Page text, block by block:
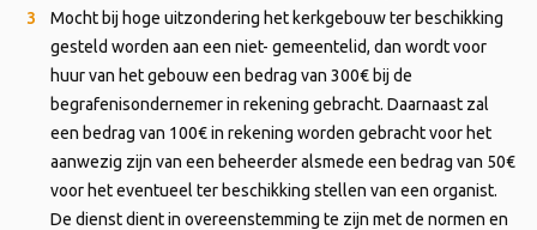
Mocht bij hoge uitzondering het kerkgebouw ter beschikking
gesteld worden aan een niet- gemeentelid, dan wordt voor
huur van het gebouw een bedrag van 300€ bij de
begrafenisondernemer in rekening gebracht. Daarnaast zal
een bedrag van 100€ in rekening worden gebracht voor het
aanwezig zijn van een beheerder alsmede een bedrag van 50€
voor het eventueel ter beschikking stellen van een organist.
De dienst dient in overeenstemming te zijn met de normen en